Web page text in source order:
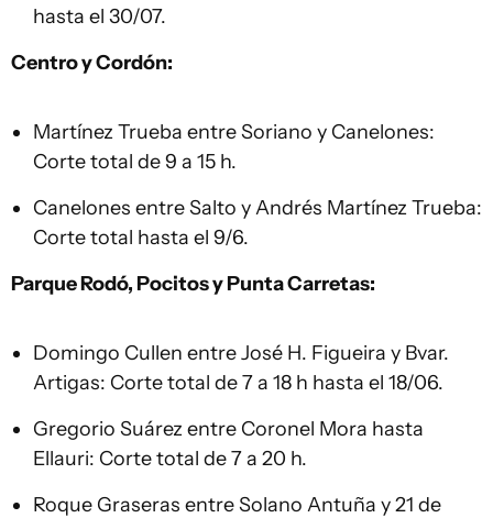
hasta el 30/07.
Centro y Cordón:
Martínez Trueba entre Soriano y Canelones:
Corte total de 9 a 15 h.
Canelones entre Salto y Andrés Martínez Trueba:
Corte total hasta el 9/6.
Parque Rodó, Pocitos y Punta Carretas:
Domingo Cullen entre José H. Figueira y Bvar.
Artigas: Corte total de 7 a 18 h hasta el 18/06.
Gregorio Suárez entre Coronel Mora hasta
Ellauri: Corte total de 7 a 20 h.
Roque Graseras entre Solano Antuña y 21 de